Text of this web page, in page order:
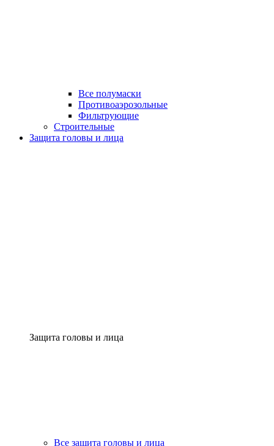
Все полумаски
Противоаэрозольные
Фильтрующие
Строительные
Защита головы и лица
Защита головы и лица
Все защита головы и лица